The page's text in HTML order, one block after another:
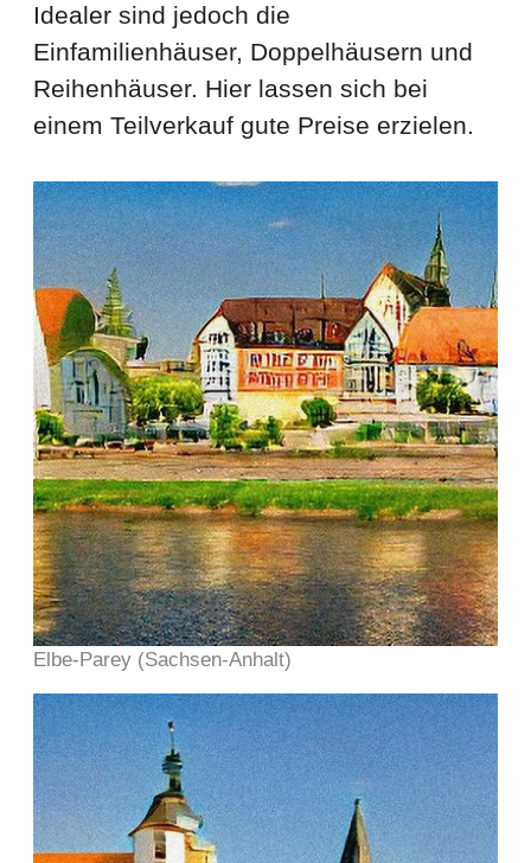
Idealer sind jedoch die
Einfamilienhäuser, Doppelhäusern und
Reihenhäuser. Hier lassen sich bei
einem Teilverkauf gute Preise erzielen.
Elbe-Parey (Sachsen-Anhalt)